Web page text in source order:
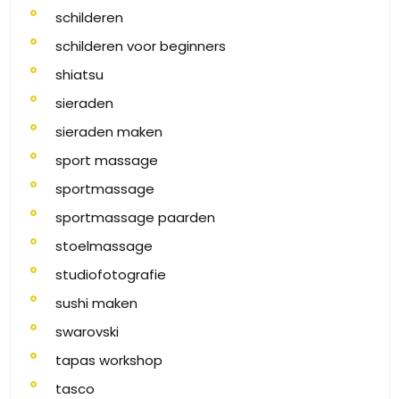
schilderen
schilderen voor beginners
shiatsu
sieraden
sieraden maken
sport massage
sportmassage
sportmassage paarden
stoelmassage
studiofotografie
sushi maken
swarovski
tapas workshop
tasco